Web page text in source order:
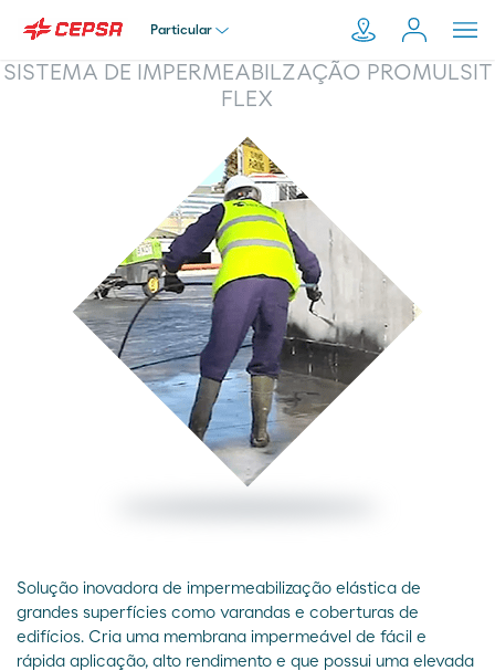
Particular
Particular
Empresa
Distribuidor
Transportador
SISTEMA DE IMPERMEABILZAÇÃO PROMULSIT
FLEX
Solução inovadora de impermeabilização elástica de
grandes superfícies como varandas e coberturas de
edifícios. Cria uma membrana impermeável de fácil e
rápida aplicação, alto rendimento e que possui uma elevada